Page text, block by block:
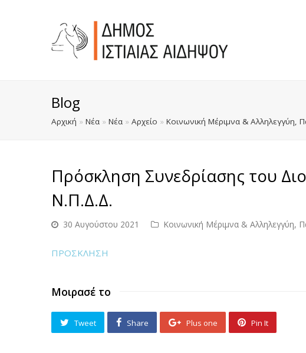
Blog
Αρχική » Νέα » Νέα » Αρχείο » Κοινωνική Μέριμνα & Αλληλεγγύη,
Πρόσκληση Συνεδρίασης του
Ν.Π.Δ.Δ.
30 Αυγούστου 2021 Κοινωνική Μέριμνα & Αλληλεγγύη,
ΠΡΟΣΚΛΗΣΗ
Μοιρασέ το
Tweet Share Plus one Pin It